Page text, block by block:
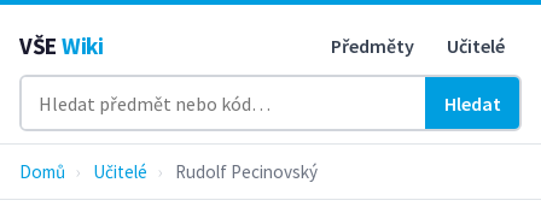
VŠE Wiki Předměty Učitelé
Hledat
Domů › Učitelé › Rudolf Pecinovský